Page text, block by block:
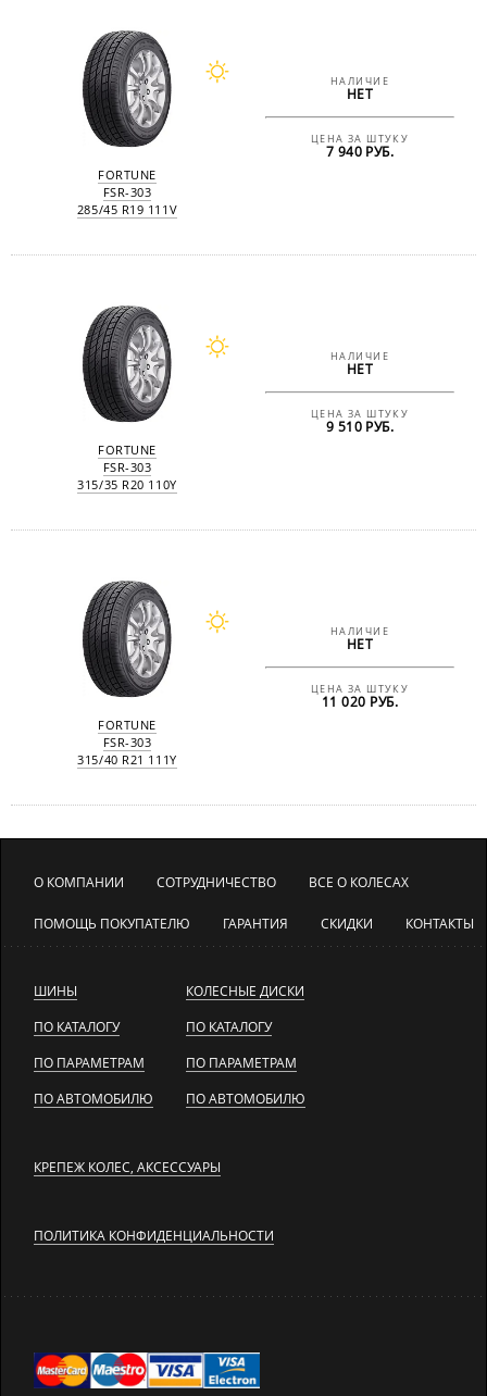
FORTUNE
FSR-303
285/45 R19 111V
НАЛИЧИЕ
НЕТ
ЦЕНА ЗА ШТУКУ
7 940 РУБ.
FORTUNE
FSR-303
315/35 R20 110Y
НАЛИЧИЕ
НЕТ
ЦЕНА ЗА ШТУКУ
9 510 РУБ.
FORTUNE
FSR-303
315/40 R21 111Y
НАЛИЧИЕ
НЕТ
ЦЕНА ЗА ШТУКУ
11 020 РУБ.
О КОМПАНИИ СОТРУДНИЧЕСТВО ВСЕ О КОЛЕСАХ
ПОМОЩЬ ПОКУПАТЕЛЮ ГАРАНТИЯ СКИДКИ КОНТАКТЫ
ШИНЫ
ПО КАТАЛОГУ
ПО ПАРАМЕТРАМ
ПО АВТОМОБИЛЮ
КОЛЕСНЫЕ ДИСКИ
ПО КАТАЛОГУ
ПО ПАРАМЕТРАМ
ПО АВТОМОБИЛЮ
КРЕПЕЖ КОЛЕС, АКСЕССУАРЫ
ПОЛИТИКА КОНФИДЕНЦИАЛЬНОСТИ